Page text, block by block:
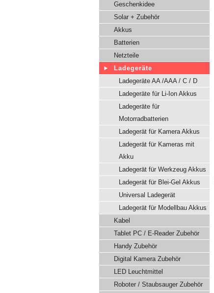
Geschenkidee
Solar + Zubehör
Akkus
Batterien
Netzteile
Ladegeräte
Ladegeräte AA /AAA / C / D
Ladegeräte für Li-Ion Akkus
Ladegeräte für
Motorradbatterien
Ladegerät für Kamera Akkus
Ladegerät für Kameras mit
Akku
Ladegerät für Werkzeug Akkus
Ladegerät für Blei-Gel Akkus
Universal Ladegerät
Ladegerät für Modellbau Akkus
Kabel
Tablet PC / E-Reader Zubehör
Handy Zubehör
Digital Kamera Zubehör
LED Leuchtmittel
Roboter / Staubsauger Zubehör